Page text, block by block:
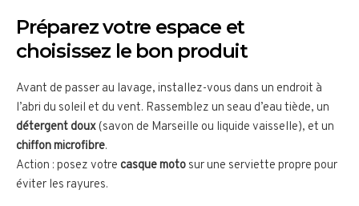
Préparez votre espace et
choisissez le bon produit
Avant de passer au lavage, installez-vous dans un endroit à
l’abri du soleil et du vent. Rassemblez un seau d’eau tiède, un
détergent doux(savon de Marseille ou liquide vaisselle), et un
chiffon microfibre.
Action : posez votre casque moto sur une serviette propre pour
éviter les rayures.